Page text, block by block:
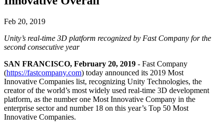
LiveOps
Wachsen Sie
Nutzerakquisition
Entdecken Sie und gewinnen Sie mobile Benutzer
In-App-Käufe
IAP Management über Filialen und D2C hinweg
Monetarisierung
Einzelhandel
Automobilindustrie
Innovation und Erlebnisse im Auto fördern
Alle Branchen anzeigen
Erfolgsgeschichten aus der Praxis
Experten Tipps und Tricks
Demos
Demos, Beispiele und Bausteine
Alle Ressourcen
Neues
Feier der Unity-Schöpfer weltweit
Anleitungen
Bildung
Für Studierende
Starten Sie Ihre Karriere
Für Lehrkräfte
Optimieren Sie Ihr Lehren
Lizenzstipendium für Bildungseinrichtungen
Feb 20, 2019
Unity’s real-time 3D platform recognized by Fast Company for the
second consecutive year
SAN FRANCISCO, February 20, 2019 - Fast Company
(https://fastcompany.com) today announced its 2019 Most
Innovative Companies list, recognizing Unity Technologies, the
creator of the world’s most widely used real-time 3D development
platform, as the number one Most Innovative Company in the
enterprise sector and number 18 on this year’s Top 50 Most
Innovative Companies.